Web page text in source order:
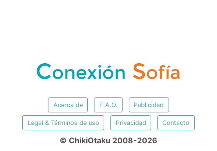
Acerca de F.A.Q. Publicidad
Legal & Términos de uso Privacidad Contacto
© ChikiOtaku 2008-2026